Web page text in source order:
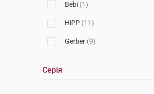
Bebi (1)
HiPP (11)
Gerber (9)
Серія